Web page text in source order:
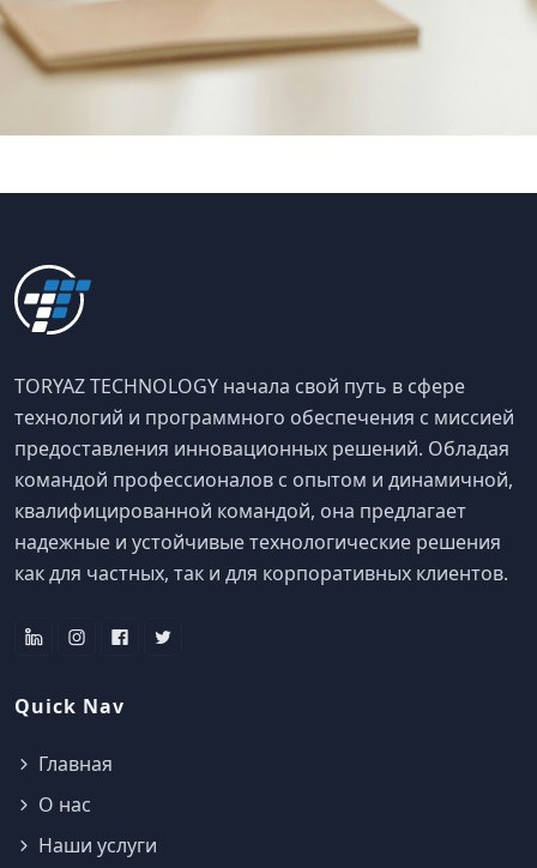
TORYAZ TECHNOLOGY начала свой путь в сфере
технологий и программного обеспечения с миссией
предоставления инновационных решений. Обладая
командой профессионалов с опытом и динамичной,
квалифицированной командой, она предлагает
надежные и устойчивые технологические решения
как для частных, так и для корпоративных клиентов.
Quick Nav
Главная
О нас
Наши услуги